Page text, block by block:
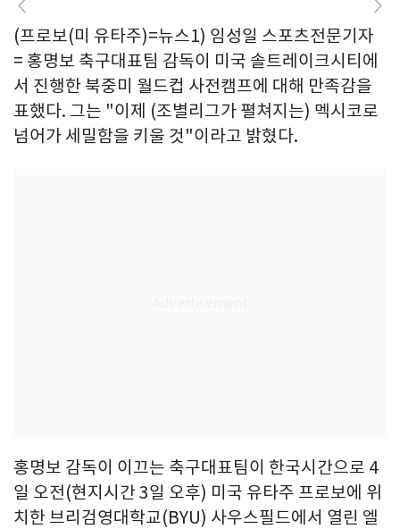
(프로보(미 유타주)=뉴스1) 임성일 스포츠전문기자
= 홍명보 축구대표팀 감독이 미국 솔트레이크시티에
서 진행한 북중미 월드컵 사전캠프에 대해 만족감을
표했다. 그는 "이제 (조별리그가 펼쳐지는) 멕시코로
넘어가 세밀함을 키울 것"이라고 밝혔다.
홍명보 감독이 이끄는 축구대표팀이 한국시간으로 4
일 오전(현지시간 3일 오후) 미국 유타주 프로보에 위
치한 브리검영대학교(BYU) 사우스필드에서 열린 엘